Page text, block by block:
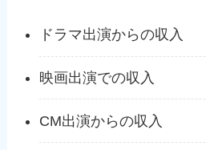
ドラマ出演からの収入
映画出演での収入
CM出演からの収入